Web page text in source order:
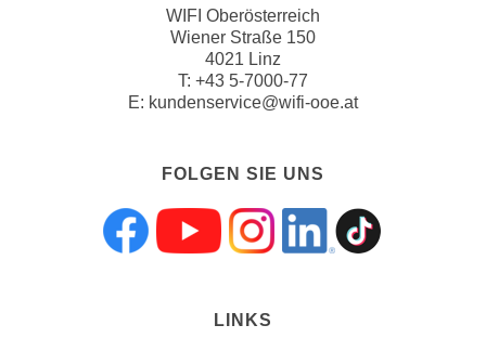
WIFI Oberösterreich
Wiener Straße 150
4021 Linz
T: +43 5-7000-77
E: kundenservice@wifi-ooe.at
FOLGEN SIE UNS
Folgen sie uns
Folgen sie
Folgen sie
Folgen
LINKS